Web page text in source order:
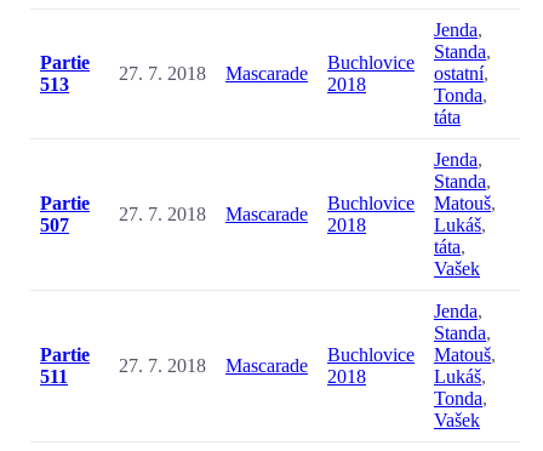
Partie
513
27. 7. 2018 Mascarade
Buchlovice
2018
Jenda,
Standa,
ostatní,
Tonda,
táta
Partie
507
27. 7. 2018 Mascarade
Buchlovice
2018
Jenda,
Standa,
Matouš,
Lukáš,
táta,
Vašek
Partie
511
27. 7. 2018 Mascarade
Buchlovice
2018
Jenda,
Standa,
Matouš,
Lukáš,
Tonda,
Vašek